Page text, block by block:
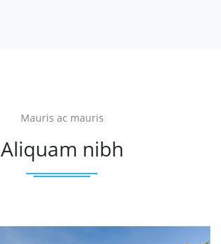
Mauris ac mauris
Aliquam nibh